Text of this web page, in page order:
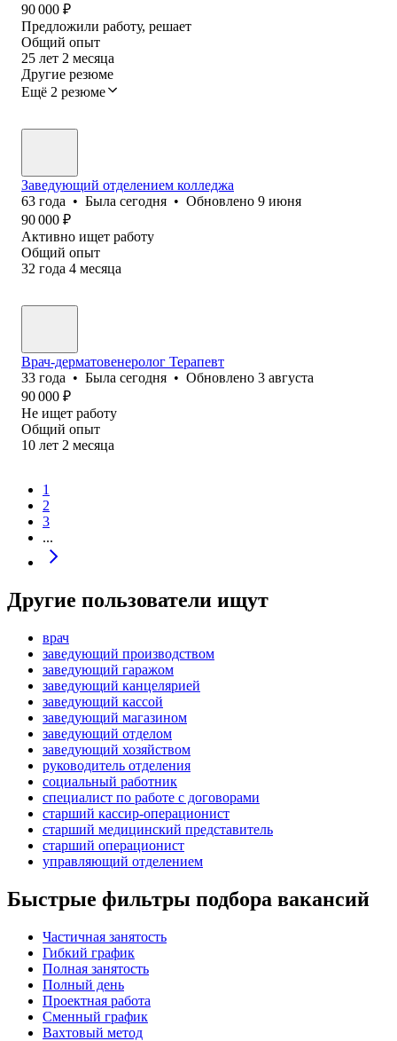
90 000 ₽
Предложили работу, решает
Общий опыт
25 лет 2 месяца
Другие резюме
Ещё 2 резюме
Заведующий отделением колледжа
63 года • Была сегодня • Обновлено 9 июня
90 000 ₽
Активно ищет работу
Общий опыт
32 года 4 месяца
Врач-дерматовенеролог Терапевт
33 года • Была сегодня • Обновлено 3 августа
90 000 ₽
Не ищет работу
Общий опыт
10 лет 2 месяца
1
2
3
...
Другие пользователи ищут
врач
заведующий производством
заведующий гаражом
заведующий канцелярией
заведующий кассой
заведующий магазином
заведующий отделом
заведующий хозяйством
руководитель отделения
социальный работник
специалист по работе с договорами
старший кассир-операционист
старший медицинский представитель
старший операционист
управляющий отделением
Быстрые фильтры подбора вакансий
Частичная занятость
Гибкий график
Полная занятость
Полный день
Проектная работа
Сменный график
Вахтовый метод